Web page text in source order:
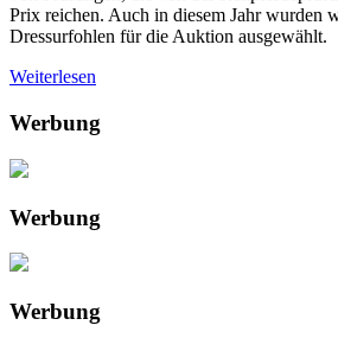
Prix reichen. Auch in diesem Jahr wurden
Dressurfohlen für die Auktion ausgewählt.
Weiterlesen
Werbung
Werbung
Werbung